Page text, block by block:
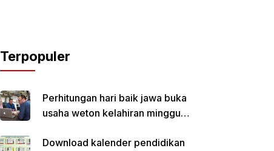
Terpopuler
Perhitungan hari baik jawa buka
usaha weton kelahiran minggu
Download kalender pendidikan